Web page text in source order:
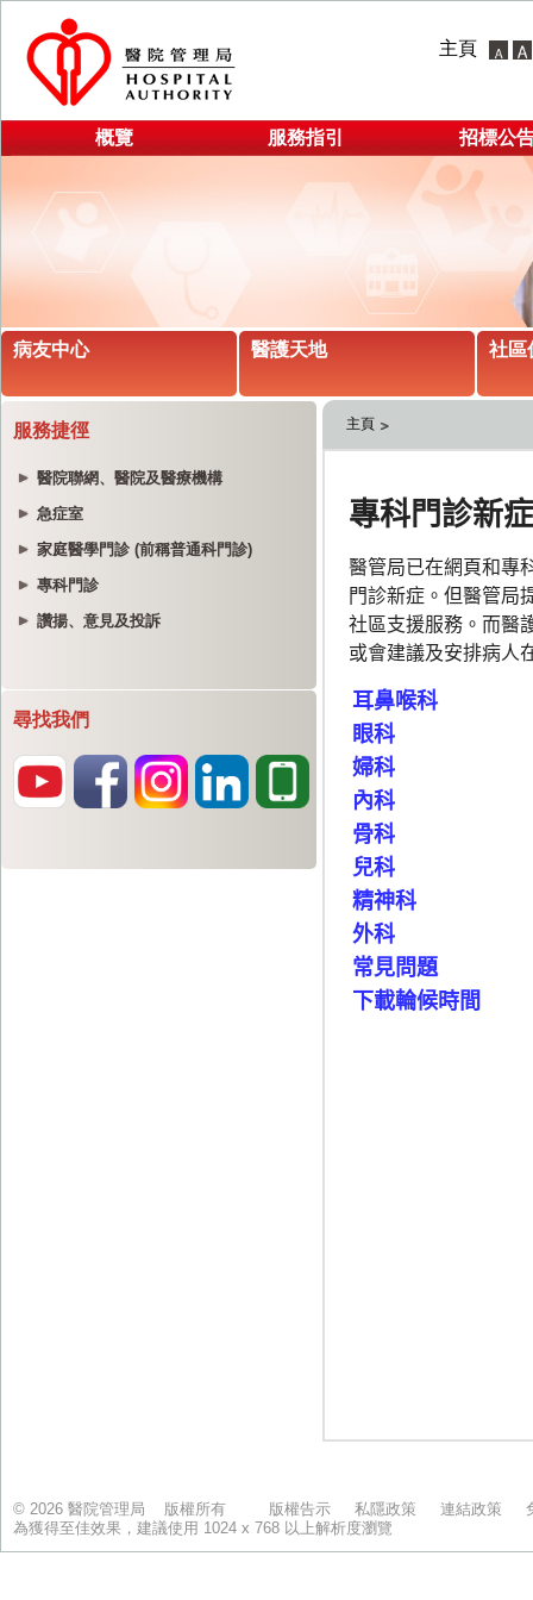
主頁
概覽 服務指引 招標公
病友中心 醫護天地 社區
服務捷徑
醫院聯網、醫院及醫療機構
急症室
家庭醫學門診 (前稱普通科門診)
專科門診
讚揚、意見及投訴
尋找我們
主頁
© 2026 醫院管理局 版權所有 版權告示 私隱政策 連結政策
為獲得至佳效果，建議使用 1024 x 768 以上解析度瀏覽